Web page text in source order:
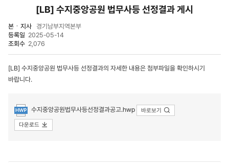
[LB] 수지중앙공원 법무사등 선정결과 게시
본ㆍ지사
경기남부지역본부
등록일 2025-05-14
조회수 2,076
[LB] 수지중앙공원 법무사등 선정결과의 자세한 내용은 첨부파일을 확인하시기
바랍니다.
첨부파일
수지중앙공원법무사등선정결과공고.hwp
바로보기
다운로드